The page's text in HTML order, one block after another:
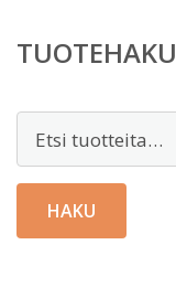
TUOTEHAKU
HAKU